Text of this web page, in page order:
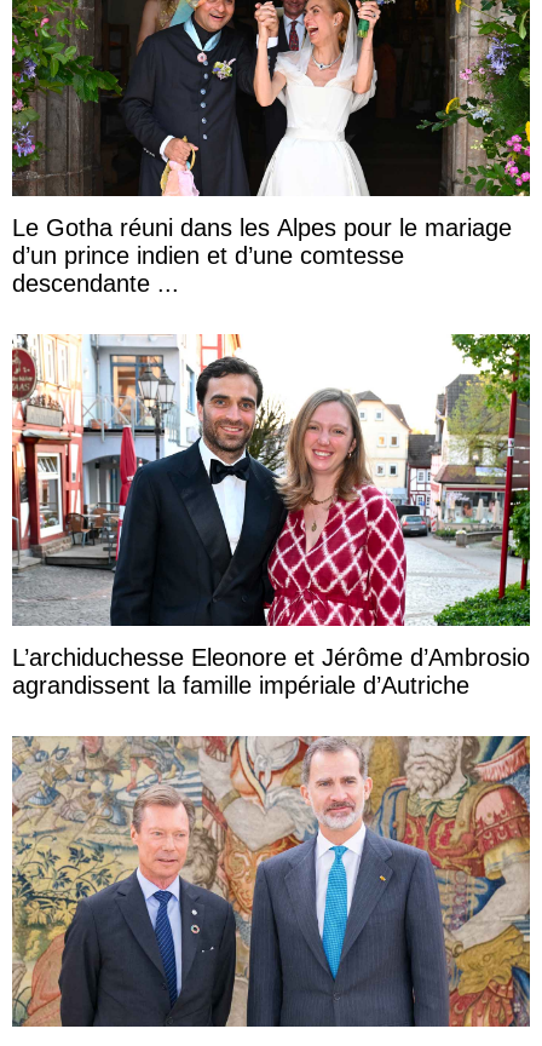
Le Gotha réuni dans les Alpes pour le mariage
d’un prince indien et d’une comtesse
descendante ...
L’archiduchesse Eleonore et Jérôme d’Ambrosio
agrandissent la famille impériale d’Autriche